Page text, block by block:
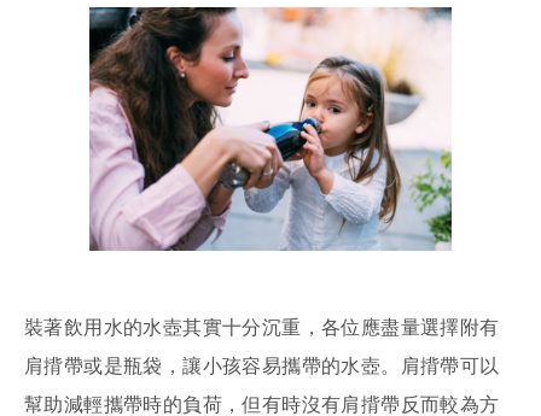
裝著飲用水的水壺其實十分沉重，各位應盡量選擇附有
肩揹帶或是瓶袋，讓小孩容易攜帶的水壺。肩揹帶可以
幫助減輕攜帶時的負荷，但有時沒有肩揹帶反而較為方